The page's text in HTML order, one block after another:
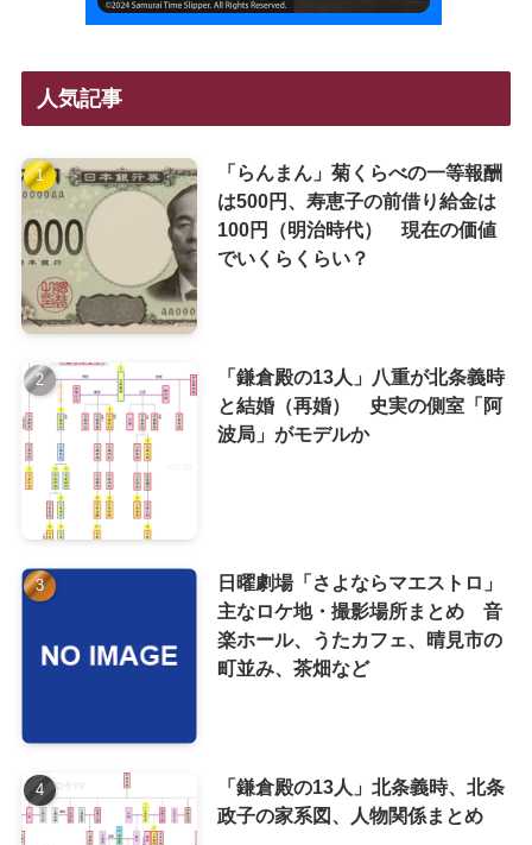
人気記事
「らんまん」菊くらべの一等報酬
は500円、寿恵子の前借り給金は
100円（明治時代） 現在の価値
でいくらくらい？
「鎌倉殿の13人」八重が北条義時
と結婚（再婚） 史実の側室「阿
波局」がモデルか
日曜劇場「さよならマエストロ」
主なロケ地・撮影場所まとめ 音
楽ホール、うたカフェ、晴見市の
町並み、茶畑など
「鎌倉殿の13人」北条義時、北条
政子の家系図、人物関係まとめ